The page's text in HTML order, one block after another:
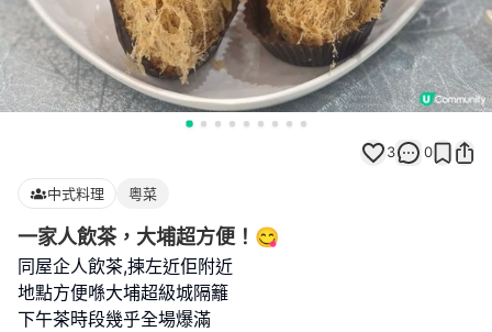
3 0
中式料理 粵菜
一家人飲茶，大埔超方便！😋
同屋企人飲茶,揀左近佢附近
地點方便喺大埔超級城隔籬
下午茶時段幾乎全場爆滿